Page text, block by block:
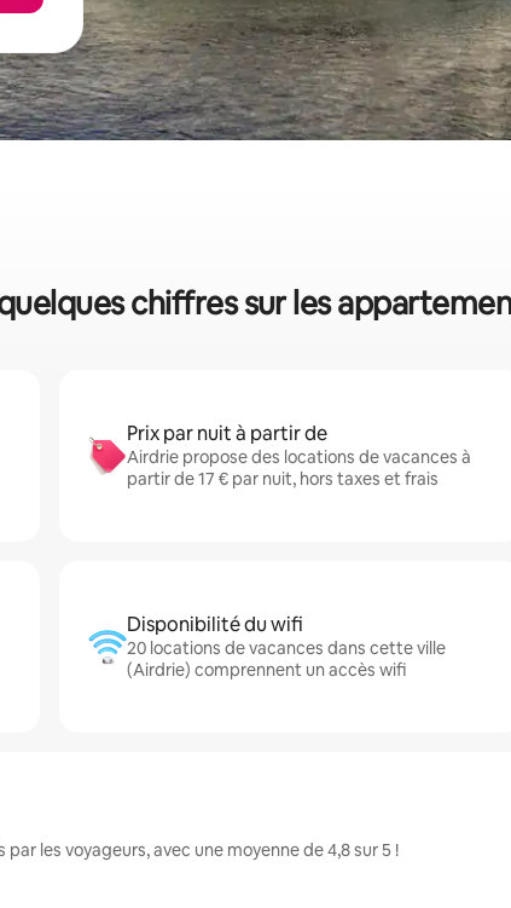
chiffres sur les
Prix par nuit à partir de
Airdrie propose des locations de vacances à
partir de 17 € par nuit, hors taxes et frais
Disponibilité du wifi
20 locations de vacances dans cette ville
(Airdrie) comprennent un accès wifi
les voyageurs, avec une moyenne de 4,8 sur 5 !